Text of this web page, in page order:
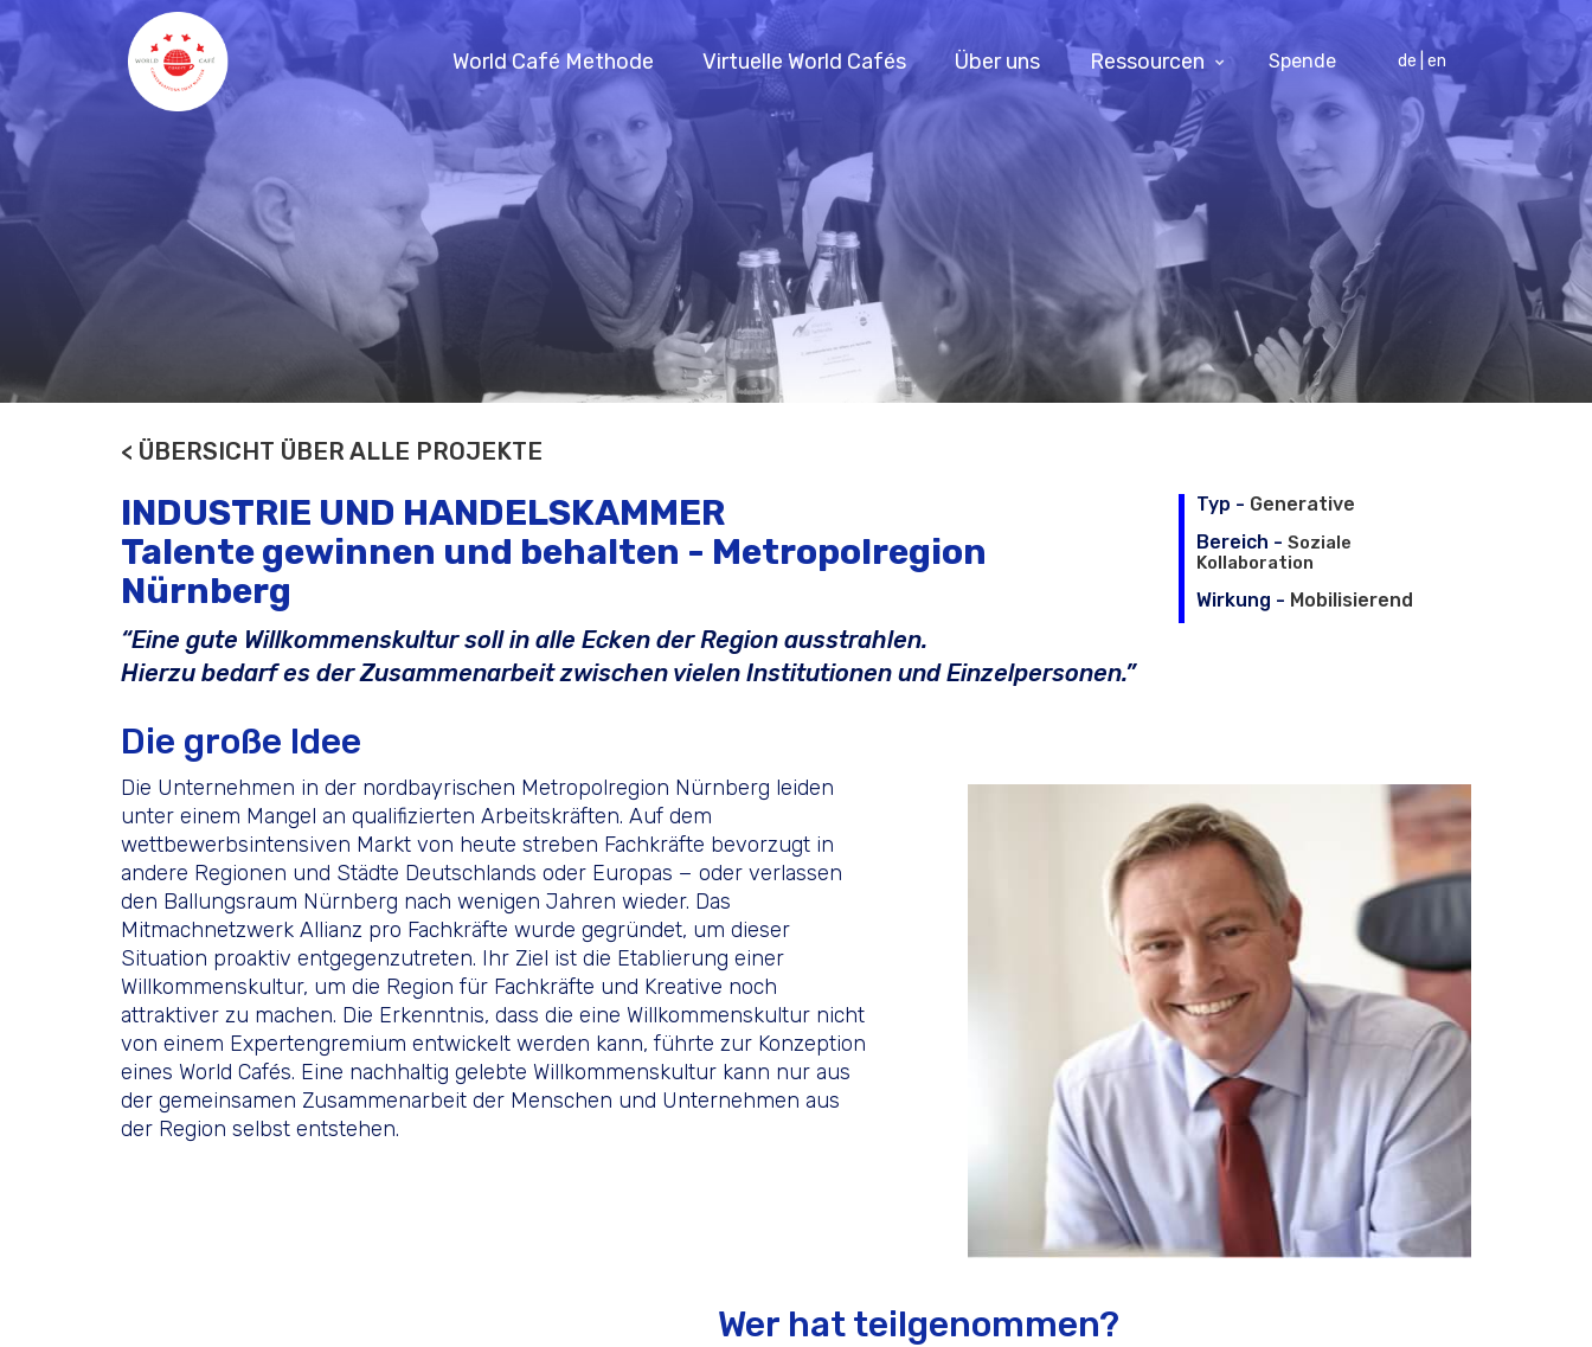
World Café Methode Virtuelle World Cafés Über uns Ressourcen Spende de | en
Referenzen / Projekte
Planung virtuelles World Café
Erstgespräch
World Cafe Online-Kurs
< ÜBERSICHT ÜBER ALLE PROJEKTE
INDUSTRIE UND HANDELSKAMMER
Talente gewinnen und behalten - Metropolregion
Nürnberg
Typ - Generative
Bereich - Soziale
Kollaboration
Wirkung - Mobilisierend
“Eine gute Willkommenskultur soll in alle Ecken der Region ausstrahlen.
Hierzu bedarf es der Zusammenarbeit zwischen vielen Institutionen und Einzelpersonen.”
Die große Idee
Die Unternehmen in der nordbayrischen Metropolregion Nürnberg leiden
unter einem Mangel an qualifizierten Arbeitskräften. Auf dem
wettbewerbsintensiven Markt von heute streben Fachkräfte bevorzugt in
andere Regionen und Städte Deutschlands oder Europas − oder verlassen
den Ballungsraum Nürnberg nach wenigen Jahren wieder. Das
Mitmachnetzwerk Allianz pro Fachkräfte wurde gegründet, um dieser
Situation proaktiv entgegenzutreten. Ihr Ziel ist die Etablierung einer
Willkommenskultur, um die Region für Fachkräfte und Kreative noch
attraktiver zu machen. Die Erkenntnis, dass die eine Willkommenskultur nicht
von einem Expertengremium ent­wickelt werden kann, führte zur Konzeption
eines World Cafés. Eine nachhaltig gelebte Willkommenskultur kann nur aus
der gemeinsamen Zusammenarbeit der Menschen und Unternehmen aus
der Region selbst entstehen.
Wer hat teilgenommen?